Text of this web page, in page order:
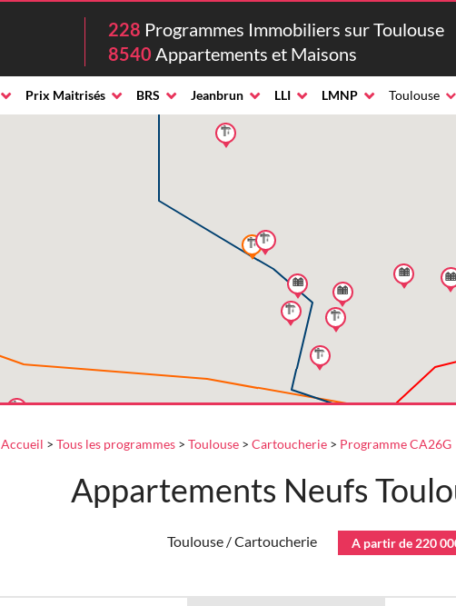
228 Programmes Immobiliers sur Toulouse
8540 Appartements et Maisons
Prix Maitrisés BRS Jeanbrun LLI LMNP Toulouse
Accueil > Tous les programmes> Toulouse> Cartoucherie> Programme CA26G
Appartements Neufs
Toulouse / Cartoucherie A partir de 220